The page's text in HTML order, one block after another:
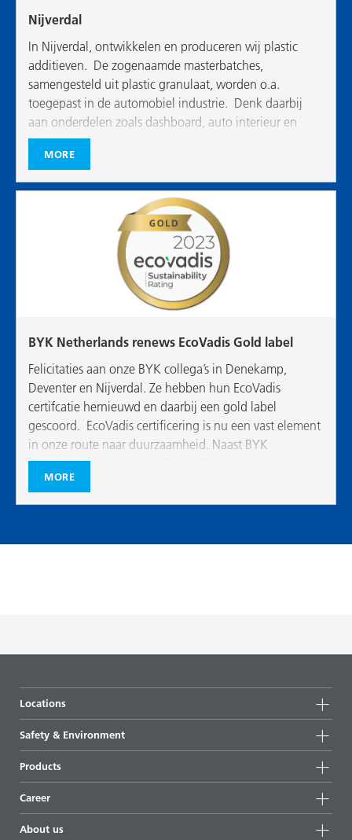
Nijverdal
In Nijverdal, ontwikkelen en produceren wij plastic
additieven. De zogenaamde masterbatches,
samengesteld uit plastic granulaat, worden o.a.
toegepast in de automobiel industrie. Denk daarbij
aan onderdelen zoals dashboard, auto interieur en
bumpers.
MORE
BYK Netherlands renews EcoVadis Gold label
Felicitaties aan onze BYK collega’s in Denekamp,
Deventer en Nijverdal. Ze hebben hun EcoVadis
certifcatie hernieuwd en daarbij een gold label
gescoord. EcoVadis certificering is nu een vast element
in onze route naar duurzaamheid. Naast BYK
Netherlands hebben ook BYK in Duitsland, BYK USA
en BYK UK een EcoVadis gold label status.
MORE
Locations
Netherlands
Safety & Environment
Environment
Products
Career
About us